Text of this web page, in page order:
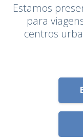
Estamos
para
centros